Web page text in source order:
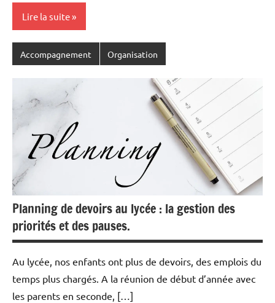
Lire la suite
Accompagnement Organisation
Planning de devoirs au lycée : la gestion des
priorités et des pauses.
Au lycée, nos enfants ont plus de devoirs, des emplois du
temps plus chargés. A la réunion de début d’année avec
les parents en seconde, […]